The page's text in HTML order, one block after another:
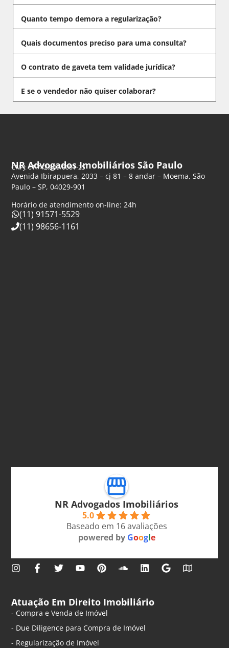
Quanto tempo demora a regularização?
Quais documentos preciso para uma consulta?
O contrato de gaveta tem validade jurídica?
E se o vendedor não quiser colaborar?
NR Advogados Imobiliários São Paulo
CNPJ: 61.742.849/0001-25
Avenida Ibirapuera, 2033 – cj 81 – 8 andar – Moema, São
Paulo – SP, 04029-901
Horário de atendimento on-line: 24h
(11) 91571-5529
(11) 98656-1161
NR Advogados Imobiliários
5.0
Baseado em 16 avaliações
powered by Google
Atuação Em Direito Imobiliário
- Compra e Venda de Imóvel
- Due Diligence para Compra de Imóvel
- Regularização de Imóvel